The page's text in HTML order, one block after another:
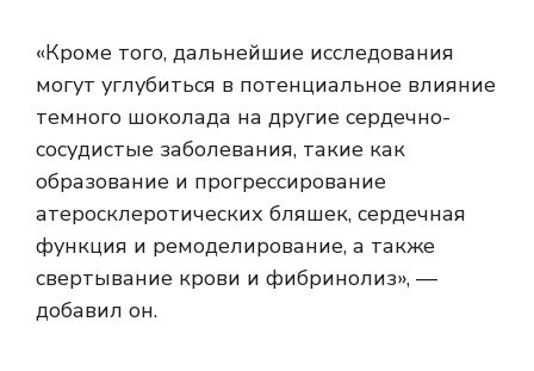
«Кроме того, дальнейшие исследования
могут углубиться в потенциальное влияние
темного шоколада на другие сердечно-
сосудистые заболевания, такие как
образование и прогрессирование
атеросклеротических бляшек, сердечная
функция и ремоделирование, а также
свертывание крови и фибринолиз», —
добавил он.